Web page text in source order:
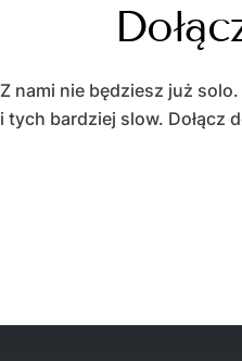
Z nami nie będziesz już
i tych bardziej slow. Dołącz